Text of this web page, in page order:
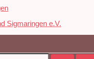
Sigmaringen e.V.